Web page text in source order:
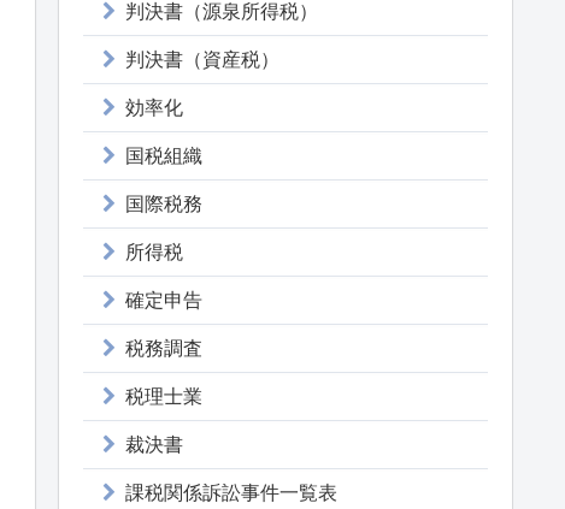
判決書（源泉所得税）
判決書（資産税）
効率化
国税組織
国際税務
所得税
確定申告
税務調査
税理士業
裁決書
課税関係訴訟事件一覧表